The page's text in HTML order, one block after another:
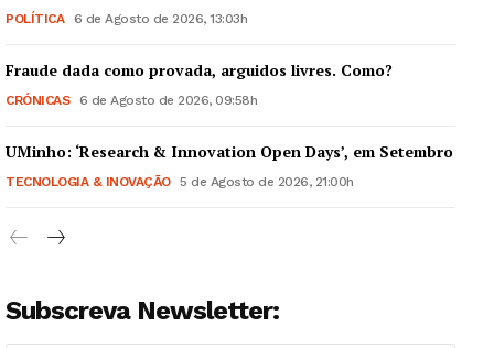
POLÍTICA 6 de Agosto de 2026, 13:03h
Fraude dada como provada, arguidos livres. Como?
CRÓNICAS 6 de Agosto de 2026, 09:58h
UMinho: ‘Research & Innovation Open Days’, em Setembro
TECNOLOGIA & INOVAÇÃO 5 de Agosto de 2026, 21:00h
Subscreva Newsletter: